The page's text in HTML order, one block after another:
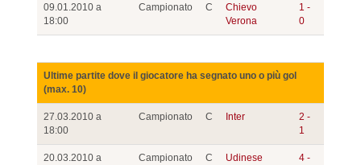
09.01.2010 a
18:00
Campionato C
Chievo
Verona
1 -
0
Ultime partite dove il giocatore ha segnato uno o più gol
(max. 10)
27.03.2010 a
18:00
Campionato C Inter
2 -
1
20.03.2010 a
Campionato C Udinese
4 -